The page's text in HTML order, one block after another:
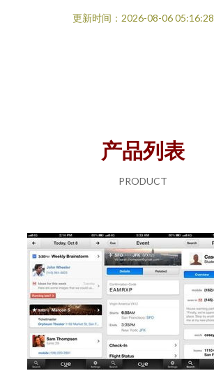
更新时间：2026-08-06 05:16:28
产品列表
PRODUCT